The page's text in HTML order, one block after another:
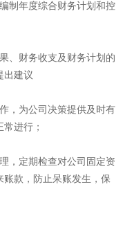
制年度综合财务计划和控
、财务收支及财务计划的
出建议
，为公司决策提供及时有
进行；
，定期检查对公司固定资
款，防止呆账发生，保